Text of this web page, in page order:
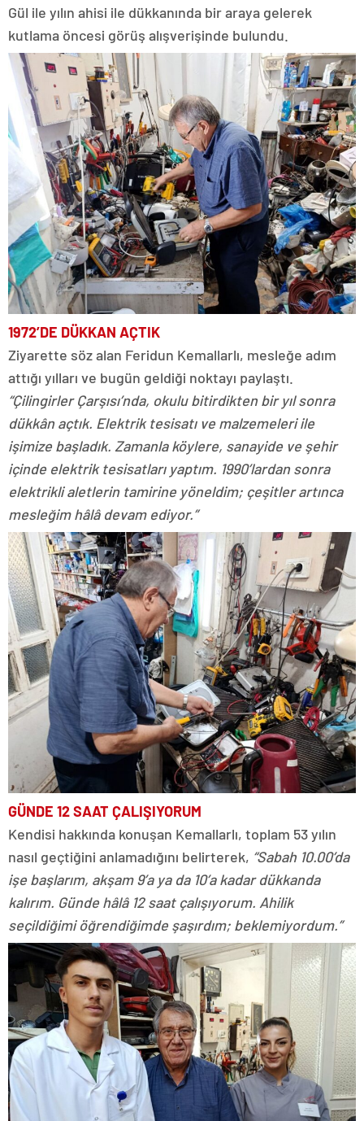
Gül ile yılın ahisi ile dükkanında bir araya gelerek
kutlama öncesi görüş alışverişinde bulundu.
1972’DE DÜKKAN AÇTIK
Ziyarette söz alan Feridun Kemallarlı, mesleğe adım
attığı yılları ve bugün geldiği noktayı paylaştı.
“Çilingirler Çarşısı’nda, okulu bitirdikten bir yıl sonra
dükkân açtık. Elektrik tesisatı ve malzemeleri ile
işimize başladık. Zamanla köylere, sanayide ve şehir
içinde elektrik tesisatları yaptım. 1990’lardan sonra
elektrikli aletlerin tamirine yöneldim; çeşitler artınca
mesleğim hâlâ devam ediyor.”
GÜNDE 12 SAAT ÇALIŞIYORUM
Kendisi hakkında konuşan Kemallarlı, toplam 53 yılın
nasıl geçtiğini anlamadığını belirterek, “Sabah 10.00’da
işe başlarım, akşam 9’a ya da 10’a kadar dükkanda
kalırım. Günde hâlâ 12 saat çalışıyorum. Ahilik
seçildiğimi öğrendiğimde şaşırdım; beklemiyordum.”